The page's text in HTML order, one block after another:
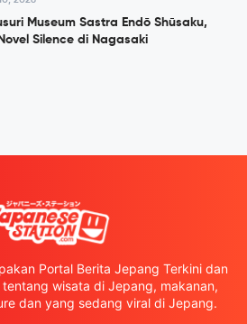
Museum Sastra Endō Shūsaku,
Silence di Nagasaki
Portal Berita Jepang Terkini dan
wisata di Jepang, makanan,
dan yang sedang viral di Jepang.